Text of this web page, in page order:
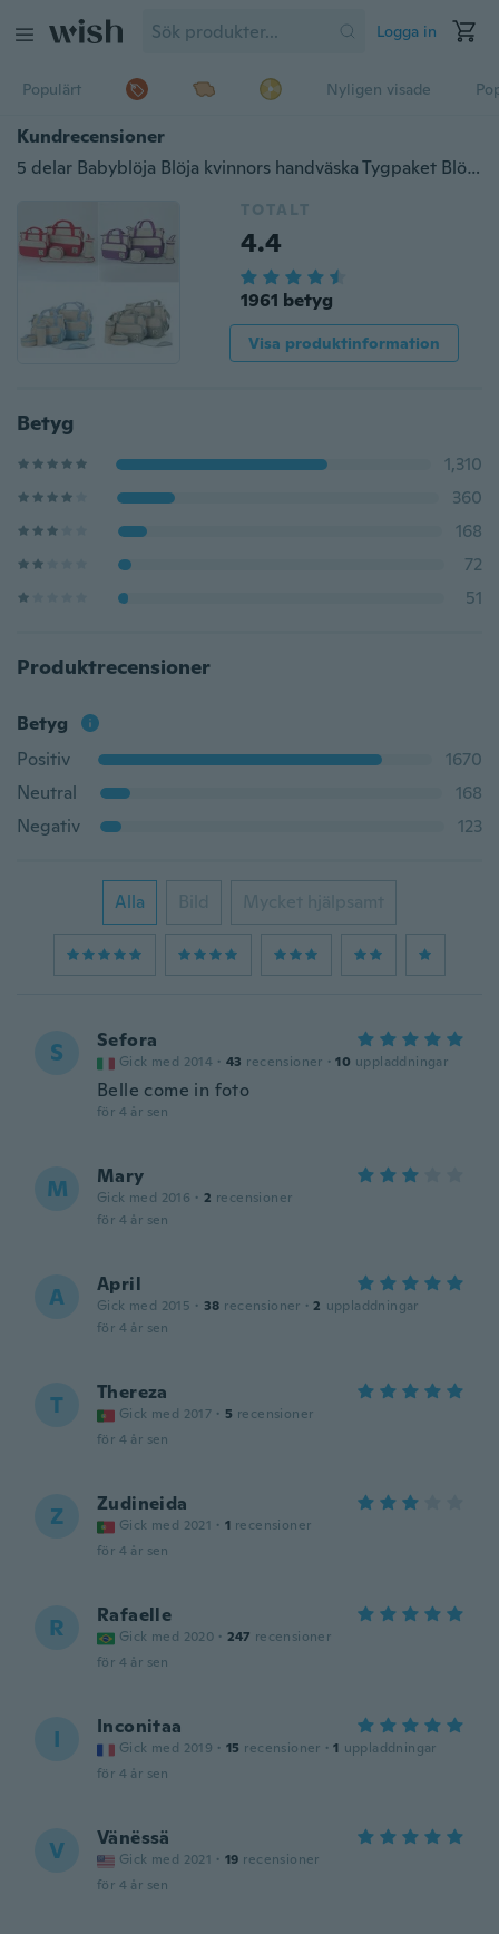
Logga in
Populärt Nyligen visade
Kundrecensioner
5 delar Babyblöja Blöja kvinnors handväska Tygpaket Blöjaväskor Babymammaväska
TOTALT
4.4
1961 betyg
Visa produktinformation
Betyg
1,310
360
168
72
51
Produktrecensioner
Betyg
Positiv
1670
Neutral
168
Negativ
123
Alla Bild Mycket hjälpsamt
S Sefora
Gick med 2014 · 43 recensioner · 10 uppladdningar
Belle come in foto
för 4 år sen
M Mary
Gick med 2016 · 2 recensioner
för 4 år sen
A April
Gick med 2015 · 38 recensioner · 2 uppladdningar
för 4 år sen
T Thereza
Gick med 2017 · 5 recensioner
för 4 år sen
Z Zudineida
Gick med 2021 · 1 recensioner
för 4 år sen
R Rafaelle
Gick med 2020 · 247 recensioner
för 4 år sen
I Inconitaa
Gick med 2019 · 15 recensioner · 1 uppladdningar
för 4 år sen
V Vänëssä
Gick med 2021 · 19 recensioner
för 4 år sen